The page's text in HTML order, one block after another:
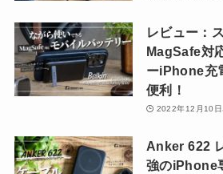
レビュー：
MagSafe対
ーiPhone充
便利！
2022年12月10日
Anker 622
強のiPhone